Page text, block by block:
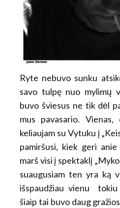
Ryte nebuvo sunku
savo tulpę nuo mylimų
buvo šviesus ne tik dėl
mus pavasario.
keliaujam su Vytuku į
pamiršusi, kiek geri
marš visi į spektaklį
suaugusiam ten yra ką
išspaudžiau vienu
šiaip tai buvo daug